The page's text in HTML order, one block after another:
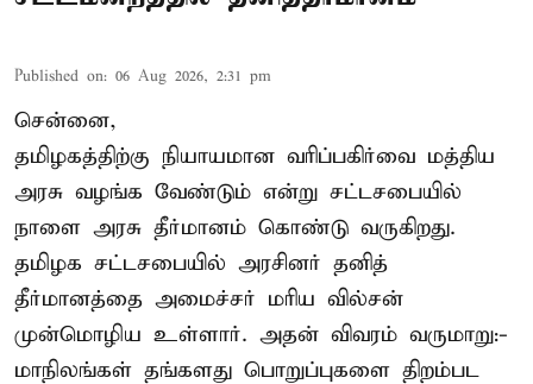
Published on: 06 Aug 2026, 2:31 pm
சென்னை,
தமிழகத்திற்கு நியாயமான வரிப்பகிர்வை மத்திய
அரசு வழங்க வேண்டும் என்று சட்டசபையில்
நாளை அரசு தீர்மானம் கொண்டு வருகிறது.
தமிழக சட்டசபையில் அரசினர் தனித்
தீர்மானத்தை அமைச்சர் மரிய வில்சன்
முன்மொழிய உள்ளார். அதன் விவரம் வருமாறு:-
மாநிலங்கள் தங்களது பொறுப்புகளை திறம்பட